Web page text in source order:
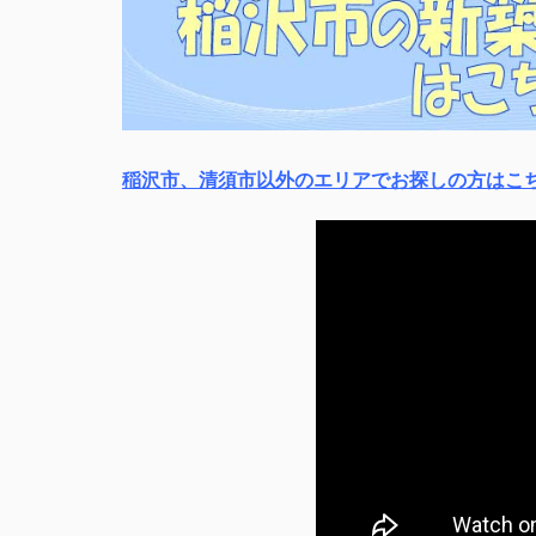
稲沢市、清須市以外のエリアでお探しの方はこ